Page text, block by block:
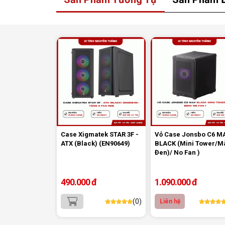
5. Cổng kết nối cơ bản, đáp ứng
cầu sử dụng hằng ngày:
Case Xigmatek STAR 3F -
ATX (Black) (EN90649)
490.000 đ
(0)
Vỏ Case Jonsbo C6
BLACK (Mini Tower/
Đen)/ No Fan )
1.090.000 đ
Liên hệ